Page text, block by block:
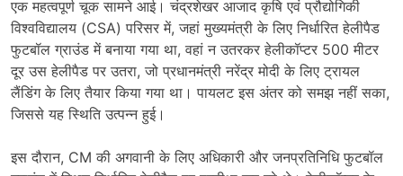
एक महत्वपूर्ण चूक सामने आई। चंद्रशेखर आजाद कृषि एवं प्रौद्योगिकी
विश्वविद्यालय (CSA) परिसर में, जहां मुख्यमंत्री के लिए निर्धारित हेलीपैड
फुटबॉल ग्राउंड में बनाया गया था, वहां न उतरकर हेलीकॉप्टर 500 मीटर
दूर उस हेलीपैड पर उतरा, जो प्रधानमंत्री नरेंद्र मोदी के लिए ट्रायल
लैंडिंग के लिए तैयार किया गया था। पायलट इस अंतर को समझ नहीं सका,
जिससे यह स्थिति उत्पन्न हुई।
इस दौरान, CM की अगवानी के लिए अधिकारी और जनप्रतिनिधि फुटबॉल